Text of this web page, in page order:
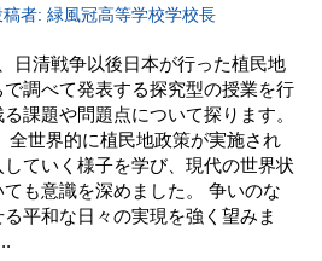
稿者: 緑風冠高等学校学校長
日清戦争以後日本が行った植民地
調べて発表する探究型の授業を行
課題や問題点について探ります。
界的に植民地政策が実施され
ていく様子を学び、現代の世界状
も意識を深めました。 争いのな
平和な日々の実現を強く望みま